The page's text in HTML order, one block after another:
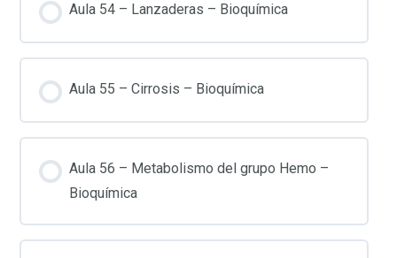
Aula 54 – Lanzaderas – Bioquímica
Aula 55 – Cirrosis – Bioquímica
Aula 56 – Metabolismo del grupo Hemo –
Bioquímica